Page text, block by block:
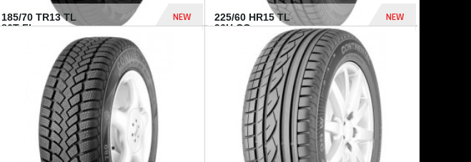
185/70 TR13 TL
86T FI...
NEW
432 Dhs
225/60 HR15 TL
96H CO...
NEW
1 040 Dhs